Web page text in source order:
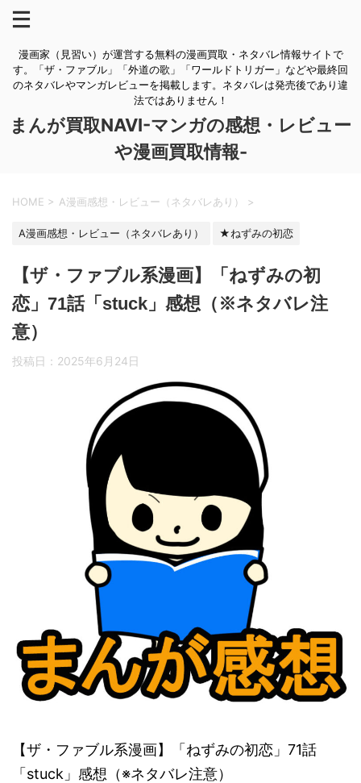
漫画家（見習い）が運営する無料の漫画買取・ネタバレ情報サイトで
す。「ザ・ファブル」「外道の歌」「ワールドトリガー」などや最終回
のネタバレやマンガレビューを掲載します。ネタバレは発売後であり違
法ではありません！
まんが買取NAVI-マンガの感想・レビュー
や漫画買取情報-
HOME > A漫画感想・レビュー（ネタバレあり） >
A漫画感想・レビュー（ネタバレあり） ★ねずみの初恋
【ザ・ファブル系漫画】「ねずみの初
恋」71話「stuck」感想（※ネタバレ注
意）
投稿日： 2025年6月24日
【ザ・ファブル系漫画】「ねずみの初恋」71話
「stuck」感想（※ネタバレ注意）